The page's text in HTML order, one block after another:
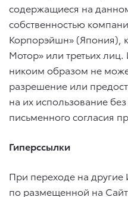
содержащиеся на
собственностью
Корпорэйшн» (Япония),
Мотор» или третьих
никоим образом не
разрешение или
на их использование
письменного согласия
Гиперссылки
При переходе на другие
по размещенной на